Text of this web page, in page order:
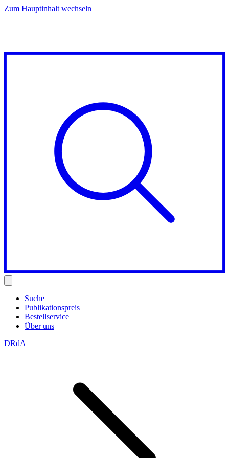
Zum Hauptinhalt wechseln
Suche
Publikationspreis
Bestellservice
Über uns
DRdA